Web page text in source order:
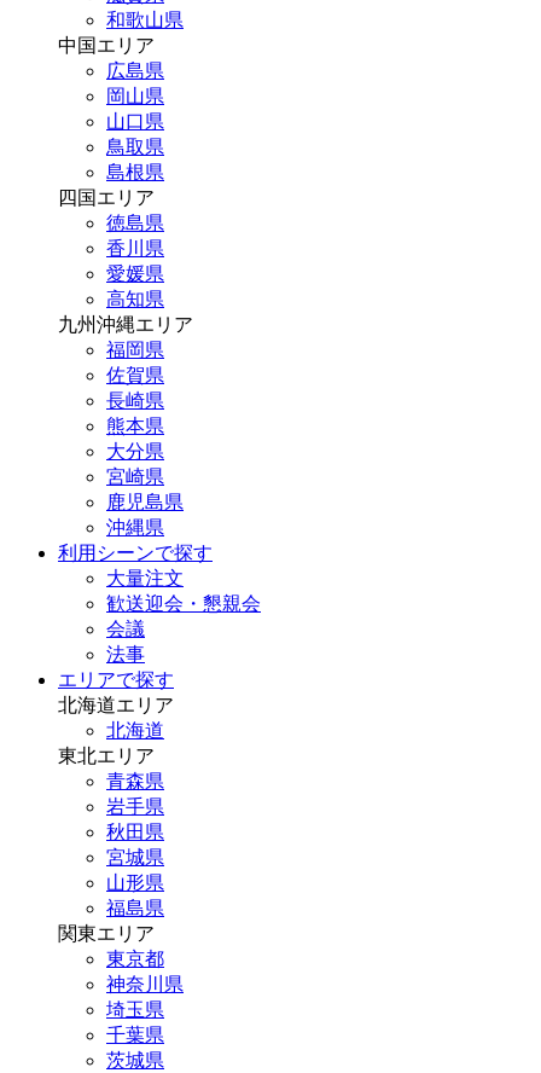
和歌山県
中国エリア
広島県
岡山県
山口県
鳥取県
島根県
四国エリア
徳島県
香川県
愛媛県
高知県
九州沖縄エリア
福岡県
佐賀県
長崎県
熊本県
大分県
宮崎県
鹿児島県
沖縄県
利用シーンで探す
大量注文
歓送迎会・懇親会
会議
法事
エリアで探す
北海道エリア
北海道
東北エリア
青森県
岩手県
秋田県
宮城県
山形県
福島県
関東エリア
東京都
神奈川県
埼玉県
千葉県
茨城県